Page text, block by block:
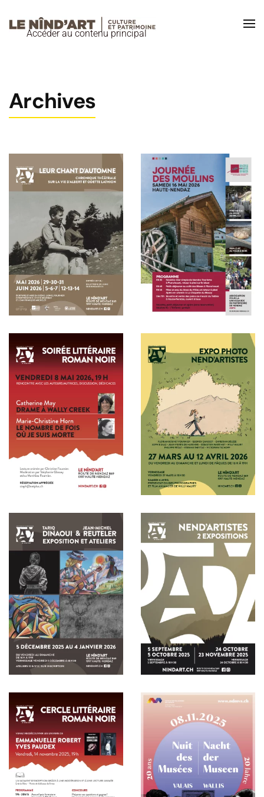
Accéder au contenu principal
Archives